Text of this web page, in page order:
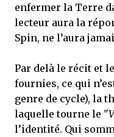
enfermer la Terre
lecteur aura la
Spin, ne l’aura
Par delà le récit et
fournies, ce qui
genre de cycle), la
laquelle tourne le "
l’identité. Qui